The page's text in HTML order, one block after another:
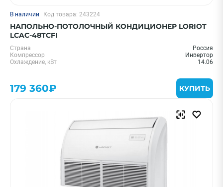
В наличии Код товара: 243224
НАПОЛЬНО-ПОТОЛОЧНЫЙ КОНДИЦИОНЕР LORIOT
LCAC-48TCFI
Страна
Россия
Компрессор
Инвертор
Охлаждение, кВт
14.06
179 360₽ КУПИТЬ